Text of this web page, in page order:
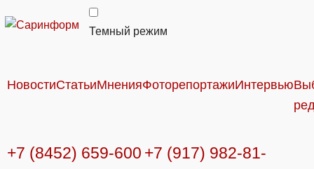
Темный режим
НовостиСтатьиМненияФоторепортажиИнтервью
+7 (8452) 659-600 +7 (917) 982-81-